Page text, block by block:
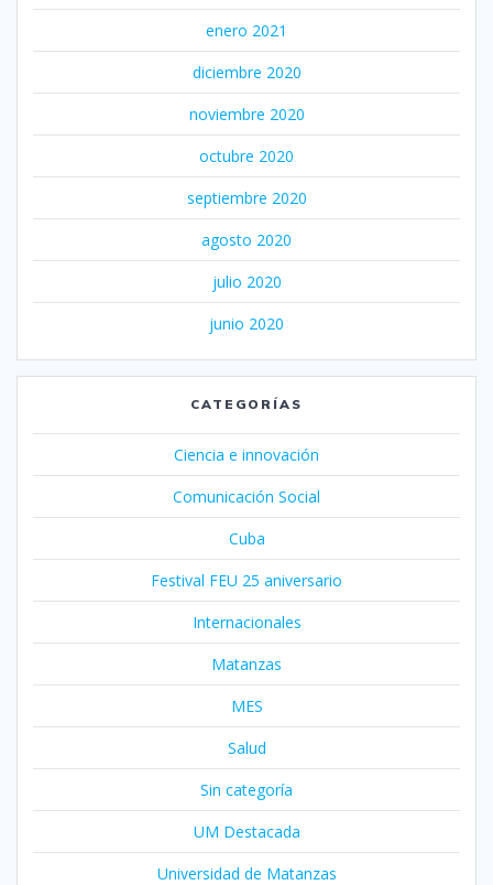
enero 2021
diciembre 2020
noviembre 2020
octubre 2020
septiembre 2020
agosto 2020
julio 2020
junio 2020
CATEGORÍAS
Ciencia e innovación
Comunicación Social
Cuba
Festival FEU 25 aniversario
Internacionales
Matanzas
MES
Salud
Sin categoría
UM Destacada
Universidad de Matanzas